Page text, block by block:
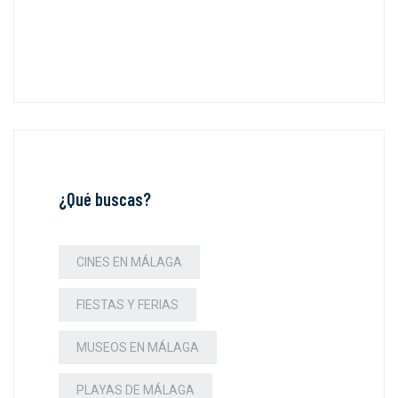
¿Qué buscas?
CINES EN MÁLAGA
FIESTAS Y FERIAS
MUSEOS EN MÁLAGA
PLAYAS DE MÁLAGA